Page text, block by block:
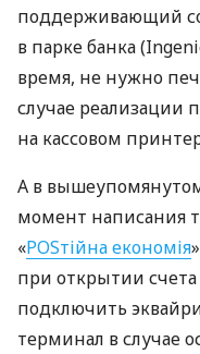
поддерживающий
в парке банка
время, не нужно
случае реализации
на кассовом
А в
момент написания
«POSтійна економія
при открытии
подключить
терминал в случае